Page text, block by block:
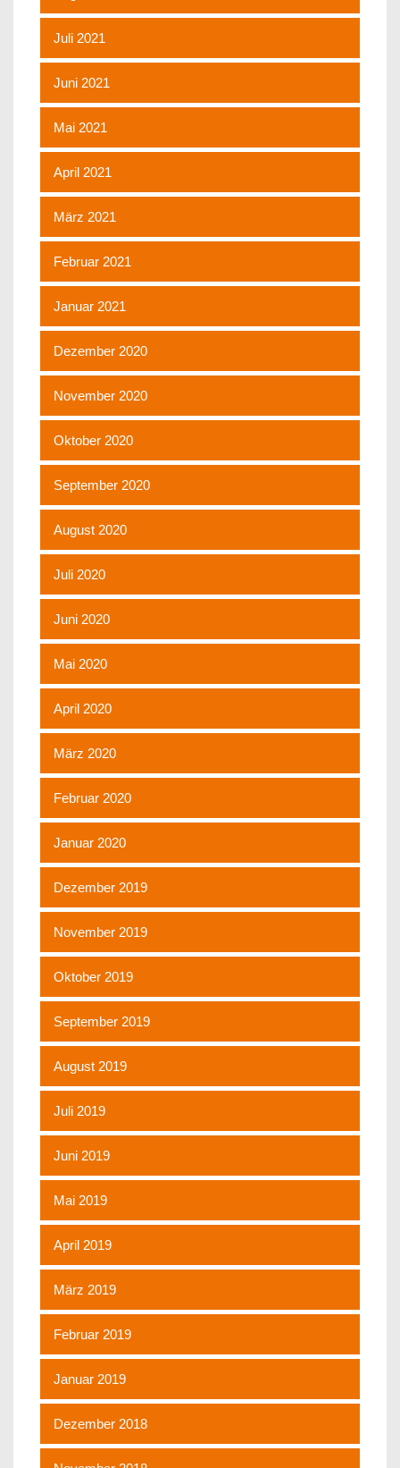
Juli 2021
Juni 2021
Mai 2021
April 2021
März 2021
Februar 2021
Januar 2021
Dezember 2020
November 2020
Oktober 2020
September 2020
August 2020
Juli 2020
Juni 2020
Mai 2020
April 2020
März 2020
Februar 2020
Januar 2020
Dezember 2019
November 2019
Oktober 2019
September 2019
August 2019
Juli 2019
Juni 2019
Mai 2019
April 2019
März 2019
Februar 2019
Januar 2019
Dezember 2018